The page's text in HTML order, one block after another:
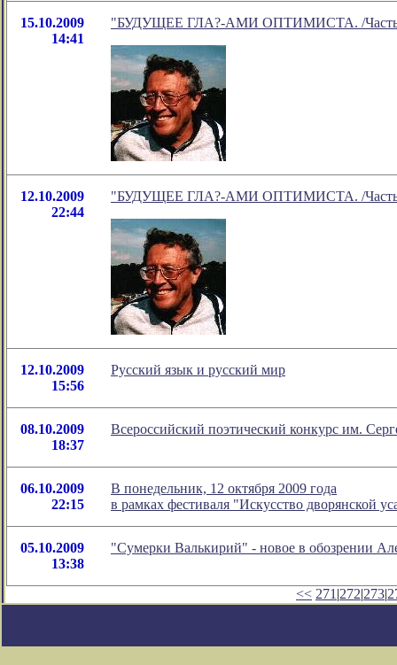
15.10.2009
14:41
"БУДУЩЕЕ ГЛА?-АМИ ОПТИМИСТА. /Часть
12.10.2009
22:44
"БУДУЩЕЕ ГЛА?-АМИ ОПТИМИСТА. /Часть
12.10.2009
15:56
Русский язык и русский мир
08.10.2009
18:37
Всероссийский поэтический конкурс им.
06.10.2009
22:15
В понедельник, 12 октября 2009 года
в рамках фестиваля "Искусство дворянской
05.10.2009
13:38
"Сумерки Валькирий" - новое в обозрении
<< 271 |272|273|